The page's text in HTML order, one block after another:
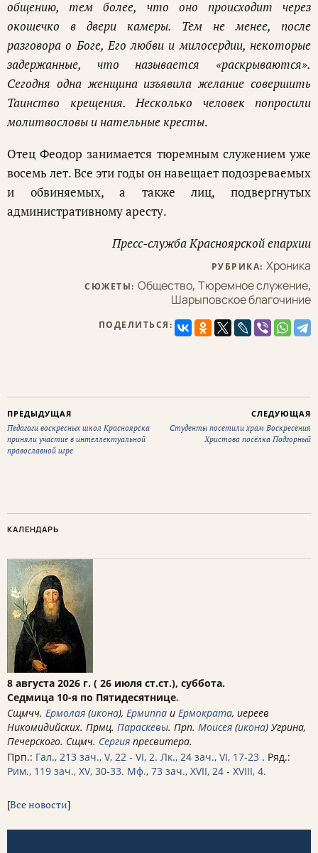
общению, тем более, что оно происходит через
окошечко в двери камеры. Тем не менее, после
разговора о Боге, Его любви и милосердии, некоторые
задержанные, что называется «раскрываются».
Сегодня одна женщина изъявила желание совершить
Таинство крещения. Несколько человек попросили
молитвословы и нательные кресты.
Отец Феодор занимается тюремным служением уже
восемь лет. Все эти годы он навещает подозреваемых
и обвиняемых, а также лиц, подвергнутых
административному аресту.
Пресс-служба Красноярской епархии
РУБРИКА: Хроника
СЮЖЕТЫ: Общество, Тюремное служение,
Шарыповское благочиние
ПОДЕЛИТЬСЯ:
ПРЕДЫДУЩАЯ
Педагоги воскресных школ Красноярска
приняли участие в интеллектуальной
православной игре
СЛЕДУЮЩАЯ
Студенты посетили храм Воскресения
Христова посёлка Подгорный
КАЛЕНДАРЬ
8 августа 2026 г. ( 26 июля ст.ст.), суббота.
Седмица 10-я по Пятидесятнице.
Сщмчч. Ермолая (икона), Ермиппа и Ермократа, иереев
Никомидийских. Прмц. Параскевы. Прп. Моисея (икона) Угрина,
Печерского. Сщмч. Сергия пресвитера.
Прп.: Гал., 213 зач., V, 22 - VI, 2. Лк., 24 зач., VI, 17-23 . Ряд.:
Рим., 119 зач., XV, 30-33. Мф., 73 зач., XVII, 24 - XVIII, 4.
[Все новости]